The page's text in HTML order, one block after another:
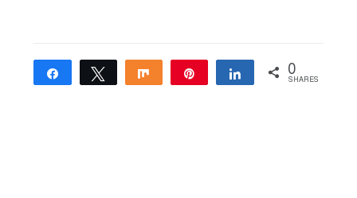
Share Tweet Share Share 0
SHARES